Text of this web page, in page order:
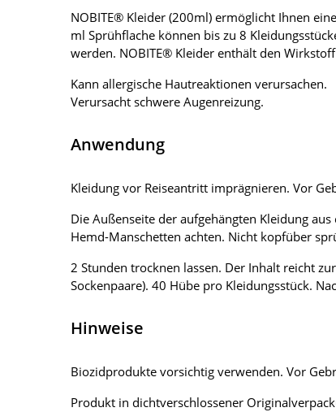
NOBITE® Kleider (200ml) ermöglicht Ihnen
ml Sprühflache können bis zu 8
werden. NOBITE® Kleider enthält den
Kann allergische Hautreaktionen verursachen.
Verursacht schwere Augenreizung.
Anwendung
Kleidung vor Reiseantritt imprägnieren. Vor
Die Außenseite der aufgehängten Kleidung
Hemd-Manschetten achten. Nicht kopfüber
2 Stunden trocknen lassen. Der Inhalt reicht
Sockenpaare). 40 Hübe pro Kleidungsstück.
Hinweise
Biozidprodukte vorsichtig verwenden. Vor
Produkt in dichtverschlossener